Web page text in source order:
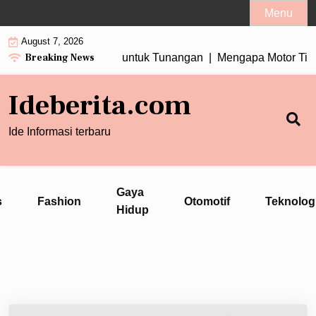
to
content
Menu
August 7, 2026
Breaking News
Tiga Berlian Cocok untuk Tunangan |Mengapa Motor Tiba-
Ideberita.com
Ide Informasi terbaru
Fashion
Gaya
Hidup
Otomotif